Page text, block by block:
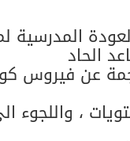
المدرسية لموسم
الحاد
عن فيروس
، واللجوء